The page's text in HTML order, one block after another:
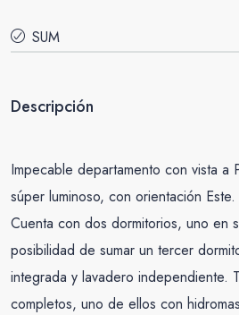
SUM
Descripción
Impecable departamento con vista
súper luminoso, con orientación Este.
Cuenta con dos dormitorios, uno en
posibilidad de sumar un tercer
integrada y lavadero independiente.
completos, uno de ellos con